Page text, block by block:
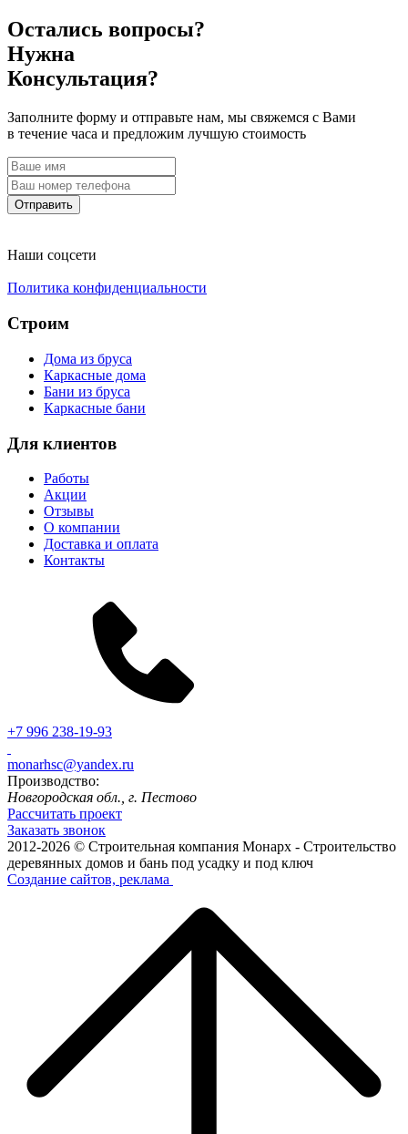
Остались вопросы?
Нужна
Консультация?
Заполните форму и отправьте нам, мы свяжемся с Вами
в течение часа и предложим лучшую стоимость
Отправить
Наши соцсети
Политика конфиденциальности
Строим
Дома из бруса
Каркасные дома
Бани из бруса
Каркасные бани
Для клиентов
Работы
Акции
Отзывы
О компании
Доставка и оплата
Контакты
+7 996 238-19-93
monarhsc@yandex.ru
Производство:
Новгородская обл., г. Пестово
Рассчитать проект
Заказать звонок
2012-2026 © Строительная компания Монарх - Строительство
деревянных домов и бань под усадку и под ключ
Создание сайтов, реклама